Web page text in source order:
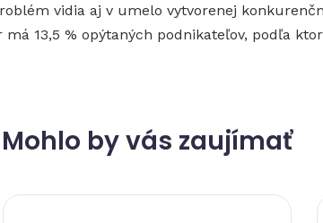
vidia aj v umelo vytvorenej
13,5 % opýtaných podnikateľov, podľa
Mohlo by vás zaujímať